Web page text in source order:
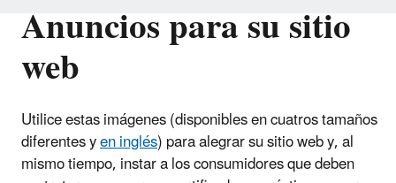
Anuncios para su sitio
web
Utilice estas imágenes (disponibles en cuatros tamaños
diferentes yen inglés) para alegrar su sitio web y, al
mismo tiempo, instar a los consumidores que deben